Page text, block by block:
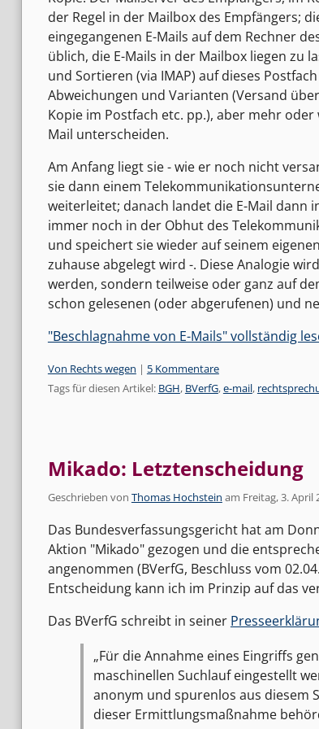
der Regel in der Mailbox des Empfängers;
eingegangenen E-Mails auf dem Rechner
üblich, die E-Mails in der Mailbox liegen zu
und Sortieren (via IMAP) auf dieses
Abweichungen und Varianten (Versand
Kopie im Postfach etc. pp.), aber mehr
Mail unterscheiden.
Am Anfang liegt sie - wie er noch nicht
sie dann einem
weiterleitet; danach landet die E-Mail dann
immer noch in der Obhut des
und speichert sie wieder auf seinem
zuhause abgelegt wird -. Diese Analogie
werden, sondern teilweise oder ganz auf
schon gelesenen (oder abgerufenen) und
"Beschlagnahme von E-Mails" vollständig
Kategorien:
Von Rechts wegen | 5 Kommentare
Tags für diesen Artikel: BGH, BVerfG,e-mail,
Mikado: Letztenscheidung
Geschrieben von Thomas Hochstein am Freitag, 3. April
Das Bundesverfassungsgericht hat am
Aktion "Mikado" gezogen und die
angenommen (BVerfG, Beschluss vom
Entscheidung kann ich im Prinzip auf das
Das BVerfG schreibt in seiner
Für die Annahme eines Eingriffs
maschinellen Suchlauf eingestellt
anonym und spurenlos aus diesem
dieser Ermittlungsmaßnahme